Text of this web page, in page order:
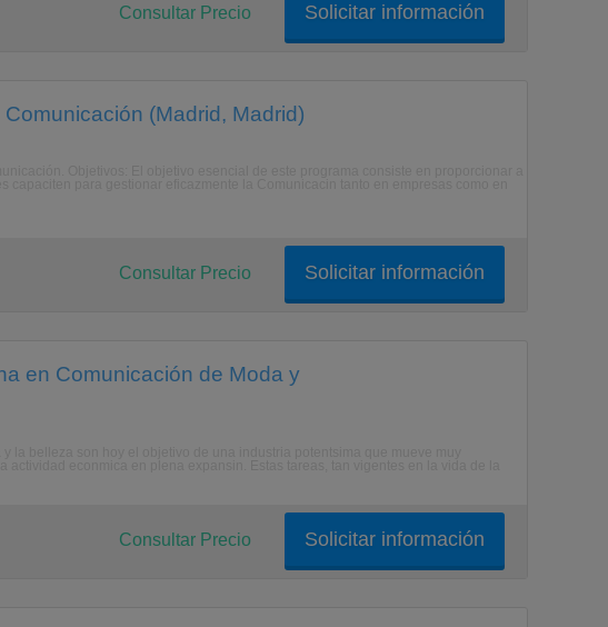
Solicitar información
Consultar Precio
(Madrid, Madrid)
Solicitar información
Consultar Precio
en Comunicación de Moda y
Solicitar información
Consultar Precio